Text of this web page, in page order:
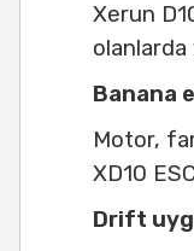
Xerun
olanlarda
Banana
Motor,
XD10
Drift